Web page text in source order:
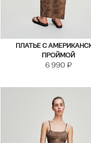
ПЛАТЬЕ С
ПРОЙМОЙ
6 990 ₽